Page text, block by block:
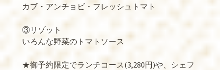
カブ・アンチョビ・フレッシュトマト
③リゾット
いろんな野菜のトマトソース
★御予約限定でランチコース(3,280円)や、シェフ